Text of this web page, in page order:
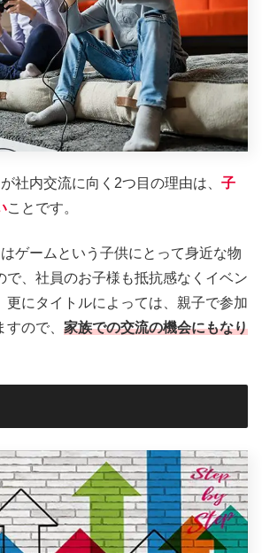
社内交流に向く2つ目の理由は、 子
ことです。
ゲームという子供にとって身近な物
で、社員のお子様も抵抗感なくイベン
更にタイトルによっては、親子で参加
ので、 家族での交流の機会にもなり